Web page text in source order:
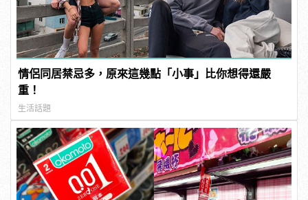
情侶同居禁忌多，原來這幾點「小事」比你想得還嚴
重！
生活話題